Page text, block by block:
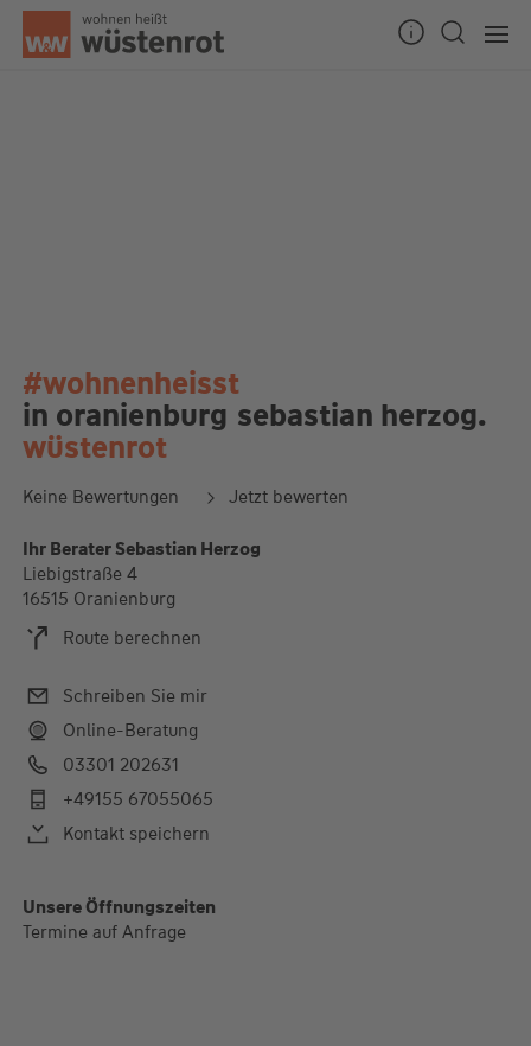
#wohnenheisst
in oranienburg sebastian herzog.
wüstenrot
Keine Bewertungen Jetzt bewerten
Ihr Berater Sebastian Herzog
Liebigstraße 4
16515 Oranienburg
Route berechnen
Schreiben Sie mir
Online-Beratung
03301 202631
+49155 67055065
Kontakt speichern
Unsere Öffnungszeiten
Termine auf Anfrage